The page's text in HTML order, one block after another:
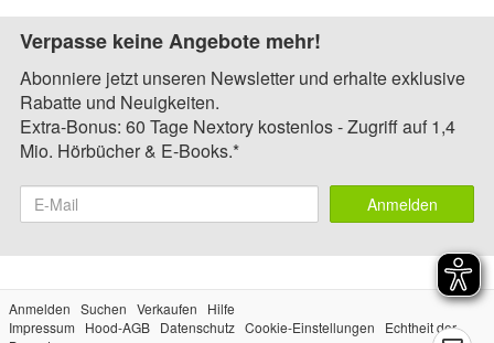
Verpasse keine Angebote mehr!
Abonniere jetzt unseren Newsletter und erhalte exklusive
Rabatte und Neuigkeiten.
Extra-Bonus: 60 Tage Nextory kostenlos - Zugriff auf 1,4
Mio. Hörbücher & E-Books.*
Anmelden
Anmelden Suchen Verkaufen
Hilfe
Impressum
Hood-AGB Datenschutz Cookie-Einstellungen
Echtheit der